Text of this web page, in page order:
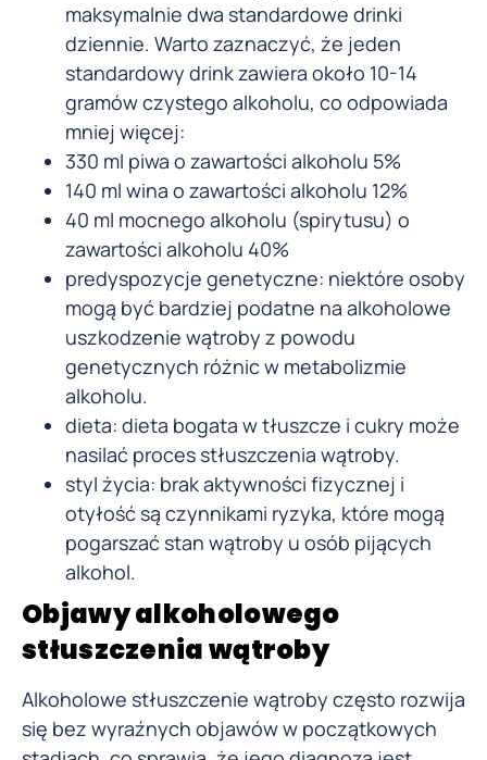
maksymalnie dwa standardowe drinki
dziennie. Warto zaznaczyć, że jeden
standardowy drink zawiera około 10-14
gramów czystego alkoholu, co odpowiada
mniej więcej:
330 ml piwa o zawartości alkoholu 5%
140 ml wina o zawartości alkoholu 12%
40 ml mocnego alkoholu (spirytusu) o
zawartości alkoholu 40%
predyspozycje genetyczne: niektóre osoby
mogą być bardziej podatne na alkoholowe
uszkodzenie wątroby z powodu
genetycznych różnic w metabolizmie
alkoholu.
dieta: dieta bogata w tłuszcze i cukry może
nasilać proces stłuszczenia wątroby.
styl życia: brak aktywności fizycznej i
otyłość są czynnikami ryzyka, które mogą
pogarszać stan wątroby u osób pijących
alkohol.
Objawy alkoholowego
stłuszczenia wątroby
Alkoholowe stłuszczenie wątroby często rozwija
się bez wyraźnych objawów w początkowych